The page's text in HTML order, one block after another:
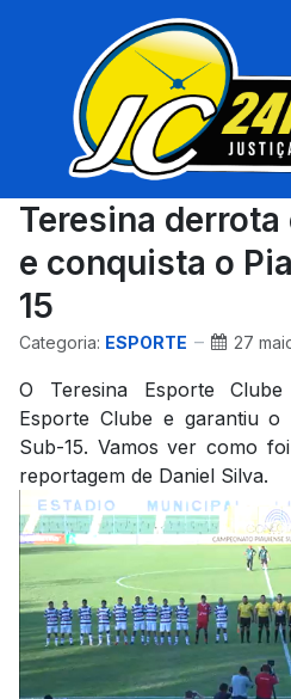
Teresina
e conquista o
15
Categoria: ESPORTE 27
O Teresina Esporte
Esporte Clube e garantiu o
Sub-15. Vamos ver como
reportagem de Daniel Silva.